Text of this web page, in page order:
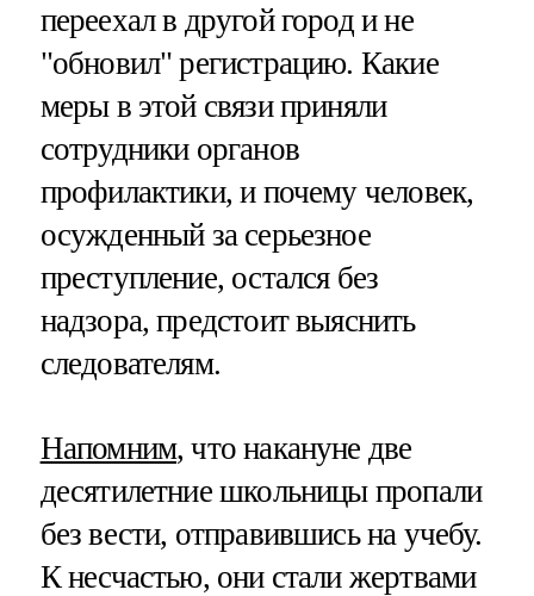
переехал в другой город и не
"обновил" регистрацию. Какие
меры в этой связи приняли
сотрудники органов
профилактики, и почему человек,
осужденный за серьезное
преступление, остался без
надзора, предстоит выяснить
следователям.
Напомним, что накануне две
десятилетние школьницы пропали
без вести, отправившись на учебу.
К несчастью, они стали жертвами